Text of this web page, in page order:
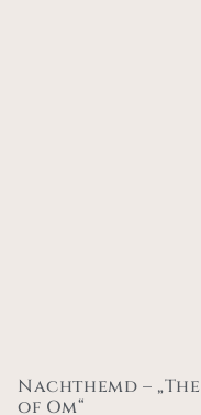
Nachthemd –
of Om“